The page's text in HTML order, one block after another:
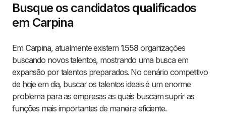
Busque os candidatos qualificados
em Carpina
Em Carpina, atualmente existem 1.558 organizações
buscando novos talentos, mostrando uma busca em
expansão por talentos preparados. No cenário competitivo
de hoje em dia, buscar os talentos ideais é um enorme
problema para as empresas as quais buscam suprir as
funções mais importantes de maneira eficiente.